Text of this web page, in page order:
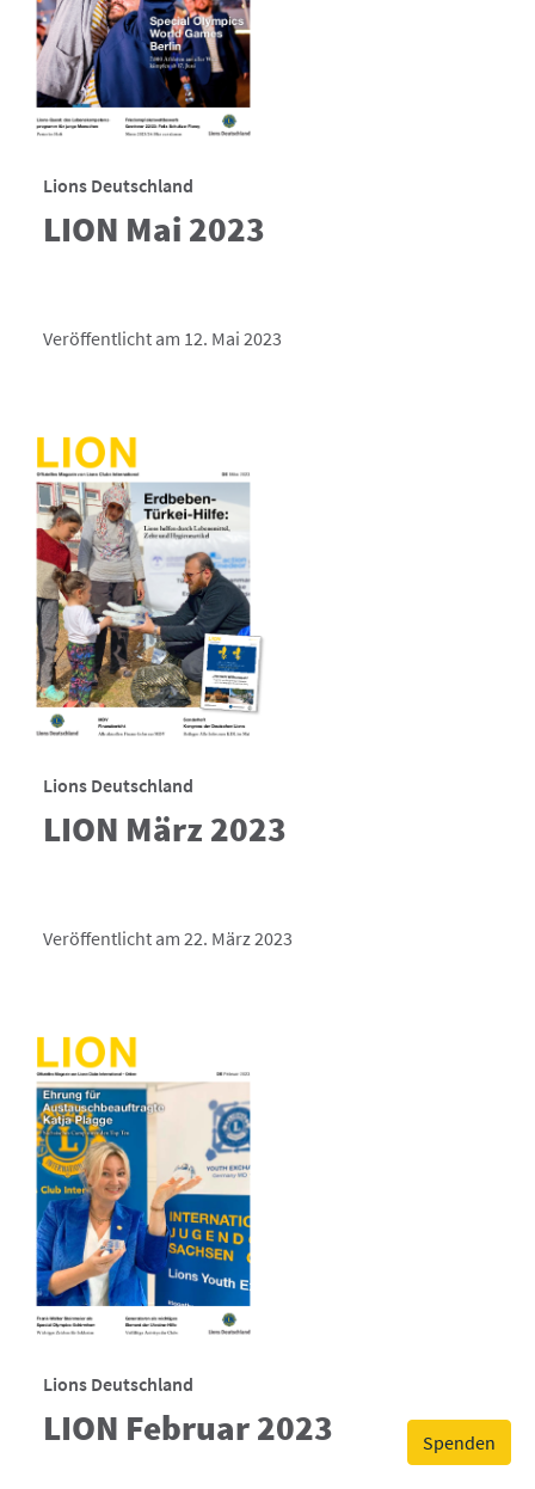
Spenden
Lions Deutschland
LION Mai 2023
Veröffentlicht am 12. Mai 2023
Lions Deutschland
LION März 2023
Veröffentlicht am 22. März 2023
Lions Deutschland
LION Februar 2023